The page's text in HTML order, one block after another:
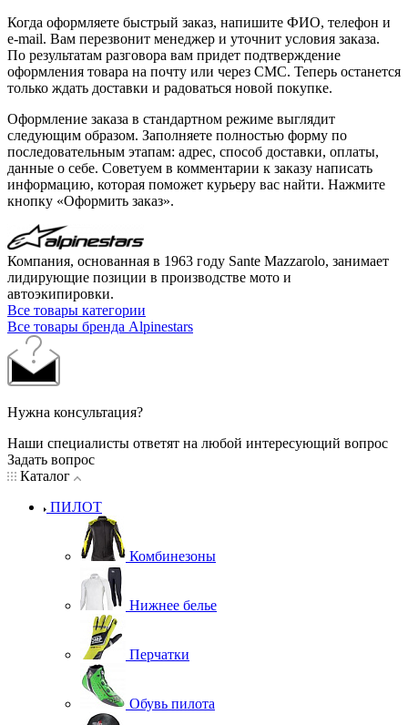
Когда оформляете быстрый заказ, напишите ФИО, телефон и
e-mail. Вам перезвонит менеджер и уточнит условия заказа.
По результатам разговора вам придет подтверждение
оформления товара на почту или через СМС. Теперь останется
только ждать доставки и радоваться новой покупке.
Оформление заказа в стандартном режиме выглядит
следующим образом. Заполняете полностью форму по
последовательным этапам: адрес, способ доставки, оплаты,
данные о себе. Советуем в комментарии к заказу написать
информацию, которая поможет курьеру вас найти. Нажмите
кнопку «Оформить заказ».
Компания, основанная в 1963 году Sante Mazzarolo, занимает
лидирующие позиции в производстве мото и
автоэкипировки.
Все товары категории
Все товары бренда Alpinestars
Нужна консультация?
Наши специалисты ответят на любой интересующий вопрос
Задать вопрос
Каталог
ПИЛОТ
Комбинезоны
Нижнее белье
Перчатки
Обувь пилота